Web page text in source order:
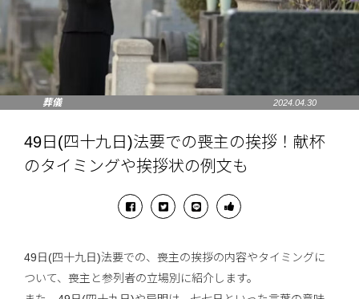
葬儀 2024.04.30
49日(四十九日)法要での喪主の挨拶！献杯
のタイミングや挨拶状の例文も
49日(四十九日)法要での、喪主の挨拶の内容やタイミングに
ついて、喪主と参列者の立場別に紹介します。